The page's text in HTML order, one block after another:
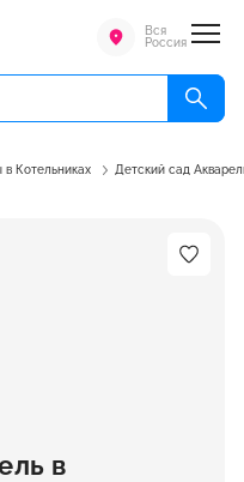
Вся
Россия
в Котельниках Детский сад
в